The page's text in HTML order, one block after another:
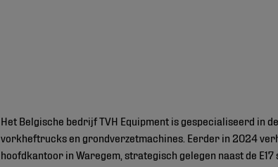
Het Belgische bedrijf TVH Equipment is gespecialiseerd in
vorkheftrucks en grondverzetmachines. Eerder in 2024
hoofdkantoor in Waregem, strategisch gelegen naast de E17